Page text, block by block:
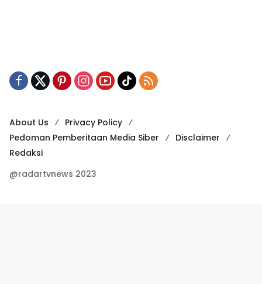
About Us
Privacy Policy
Pedoman Pemberitaan Media Siber
Disclaimer
Redaksi
@radartvnews 2023